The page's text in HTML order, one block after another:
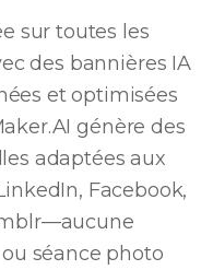
sur toutes les
des bannières IA
et optimisées
génère des
adaptées aux
Facebook,
séance photo